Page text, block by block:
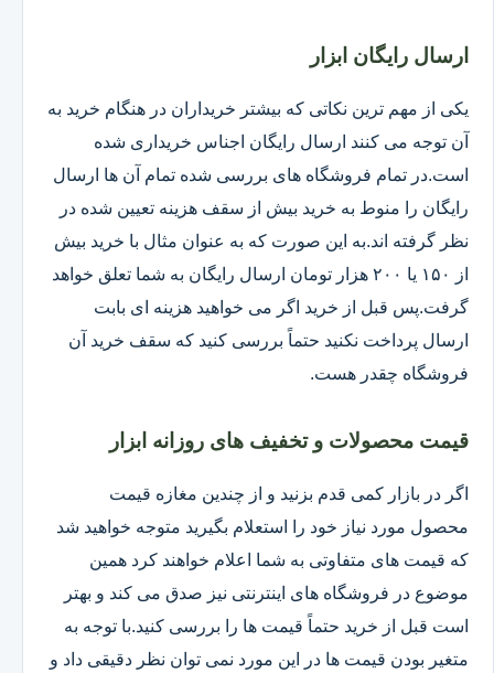
ارسال رایگان ابزار
یکی از مهم ترین نکاتی که بیشتر خریداران در هنگام خرید به
آن توجه می کنند ارسال رایگان اجناس خریداری شده
است.در تمام فروشگاه های بررسی شده تمام آن ها ارسال
رایگان را منوط به خرید بیش از سقف هزینه تعیین شده در
نظر گرفته اند.به این صورت که به عنوان مثال با خرید بیش
از ۱۵۰ یا ۲۰۰ هزار تومان ارسال رایگان به شما تعلق خواهد
گرفت.پس قبل از خرید اگر می خواهید هزینه ای بابت
ارسال پرداخت نکنید حتماً بررسی کنید که سقف خرید آن
فروشگاه چقدر هست.
قیمت محصولات و تخفیف های روزانه ابزار
اگر در بازار کمی قدم بزنید و از چندین مغازه قیمت
محصول مورد نیاز خود را استعلام بگیرید متوجه خواهید شد
که قیمت های متفاوتی به شما اعلام خواهند کرد همین
موضوع در فروشگاه های اینترنتی نیز صدق می کند و بهتر
است قبل از خرید حتماً قیمت ها را بررسی کنید.با توجه به
متغیر بودن قیمت ها در این مورد نمی توان نظر دقیقی داد و